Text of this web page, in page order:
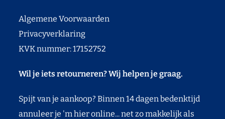
Algemene Voorwaarden
Privacyverklaring
KVK nummer: 17152752
Wil je iets retourneren? Wij helpen je graag.
Spijt van je aankoop? Binnen 14 dagen bedenktijd
annuleer je 'm hier online... net zo makkelijk als